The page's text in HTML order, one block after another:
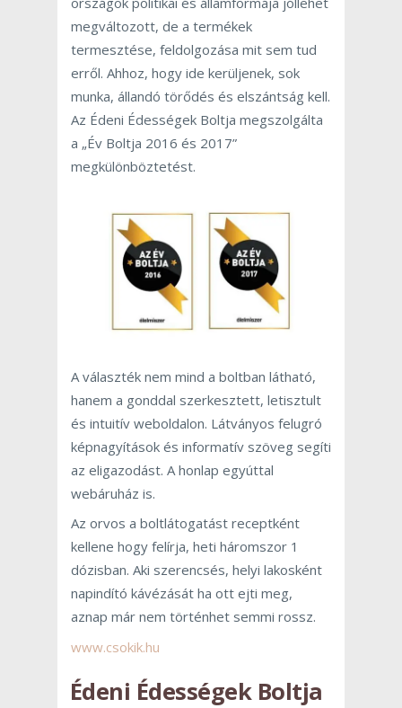
megváltozott, de a termékek
termesztése, feldolgozása mit sem tud
erről. Ahhoz, hogy ide kerüljenek, sok
munka, állandó törődés és elszántság kell.
Az Édeni Édességek Boltja megszolgálta
a „Év Boltja 2016 és 2017”
megkülönböztetést.
A választék nem mind a boltban látható,
hanem a gonddal szerkesztett, letisztult
és intuitív weboldalon. Látványos felugró
képnagyítások és informatív szöveg segíti
az eligazodást. A honlap egyúttal
webáruház is.
Az orvos a boltlátogatást receptként
kellene hogy felírja, heti háromszor 1
dózisban. Aki szerencsés, helyi lakosként
napindító kávézását ha ott ejti meg,
aznap már nem történhet semmi rossz.
www.csokik.hu
Édeni Édességek Boltja